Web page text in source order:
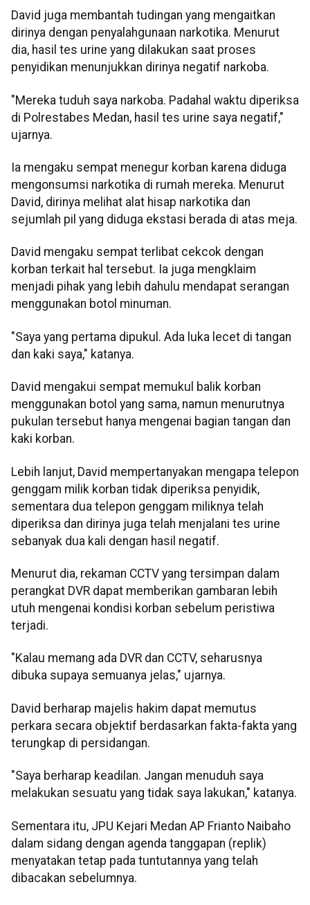
David juga membantah tudingan yang mengaitkan
dirinya dengan penyalahgunaan narkotika. Menurut
dia, hasil tes urine yang dilakukan saat proses
penyidikan menunjukkan dirinya negatif narkoba.
"Mereka tuduh saya narkoba. Padahal waktu diperiksa
di Polrestabes Medan, hasil tes urine saya negatif,"
ujarnya.
Ia mengaku sempat menegur korban karena diduga
mengonsumsi narkotika di rumah mereka. Menurut
David, dirinya melihat alat hisap narkotika dan
sejumlah pil yang diduga ekstasi berada di atas meja.
David mengaku sempat terlibat cekcok dengan
korban terkait hal tersebut. Ia juga mengklaim
menjadi pihak yang lebih dahulu mendapat serangan
menggunakan botol minuman.
"Saya yang pertama dipukul. Ada luka lecet di tangan
dan kaki saya," katanya.
David mengakui sempat memukul balik korban
menggunakan botol yang sama, namun menurutnya
pukulan tersebut hanya mengenai bagian tangan dan
kaki korban.
Lebih lanjut, David mempertanyakan mengapa telepon
genggam milik korban tidak diperiksa penyidik,
sementara dua telepon genggam miliknya telah
diperiksa dan dirinya juga telah menjalani tes urine
sebanyak dua kali dengan hasil negatif.
Menurut dia, rekaman CCTV yang tersimpan dalam
perangkat DVR dapat memberikan gambaran lebih
utuh mengenai kondisi korban sebelum peristiwa
terjadi.
"Kalau memang ada DVR dan CCTV, seharusnya
dibuka supaya semuanya jelas," ujarnya.
David berharap majelis hakim dapat memutus
perkara secara objektif berdasarkan fakta-fakta yang
terungkap di persidangan.
"Saya berharap keadilan. Jangan menuduh saya
melakukan sesuatu yang tidak saya lakukan," katanya.
Sementara itu, JPU Kejari Medan AP Frianto Naibaho
dalam sidang dengan agenda tanggapan (replik)
menyatakan tetap pada tuntutannya yang telah
dibacakan sebelumnya.